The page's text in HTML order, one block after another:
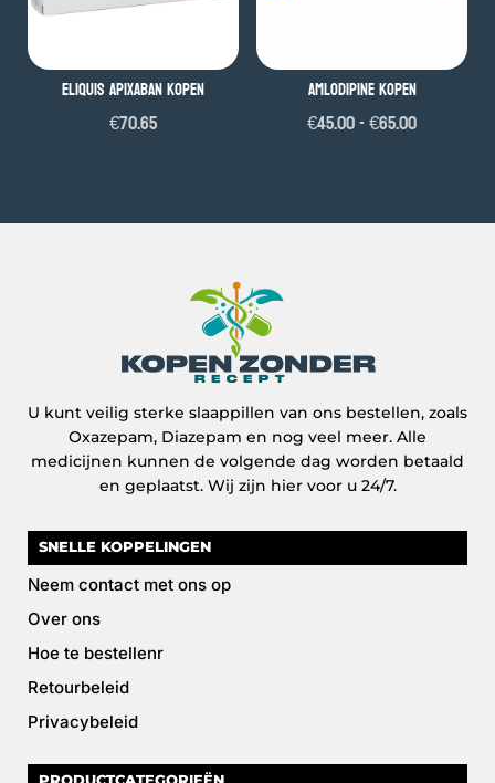
Eliquis Apixaban kopen
€70.65
Amlodipine kopen
€45.00-€65.00
U kunt veilig sterke slaappillen van ons bestellen, zoals
Oxazepam, Diazepam en nog veel meer. Alle
medicijnen kunnen de volgende dag worden betaald
en geplaatst. Wij zijn hier voor u 24/7.
SNELLE KOPPELINGEN
Neem contact met ons op
Over ons
Hoe te bestellenr
Retourbeleid
Privacybeleid